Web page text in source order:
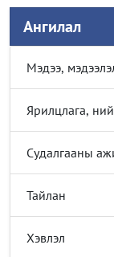
Ангилал
Мэдээ,
Ярилцлага,
Судалгааны
Тайлан
Хэвлэл